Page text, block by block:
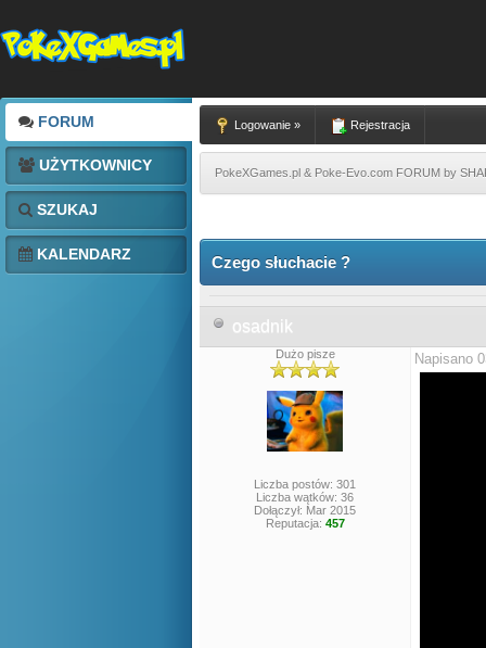
FORUM
UŻYTKOWNICY
SZUKAJ
KALENDARZ
Logowanie » Rejestracja
PokeXGames.pl & Poke-Evo.com FORUM by
Czego słuchacie ?
osadnik
Dużo pisze
Liczba postów: 301
Liczba wątków: 36
Dołączył: Mar 2015
Reputacja: 457
Napisano